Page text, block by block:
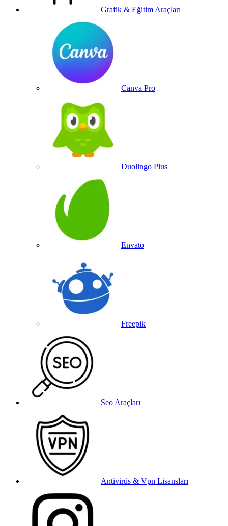
Grafik & Eğitim Araçları
Canva Pro
Duolingo Plus
Envato
Freepik
Seo Araçları
Antivirüs & Vpn Lisansları